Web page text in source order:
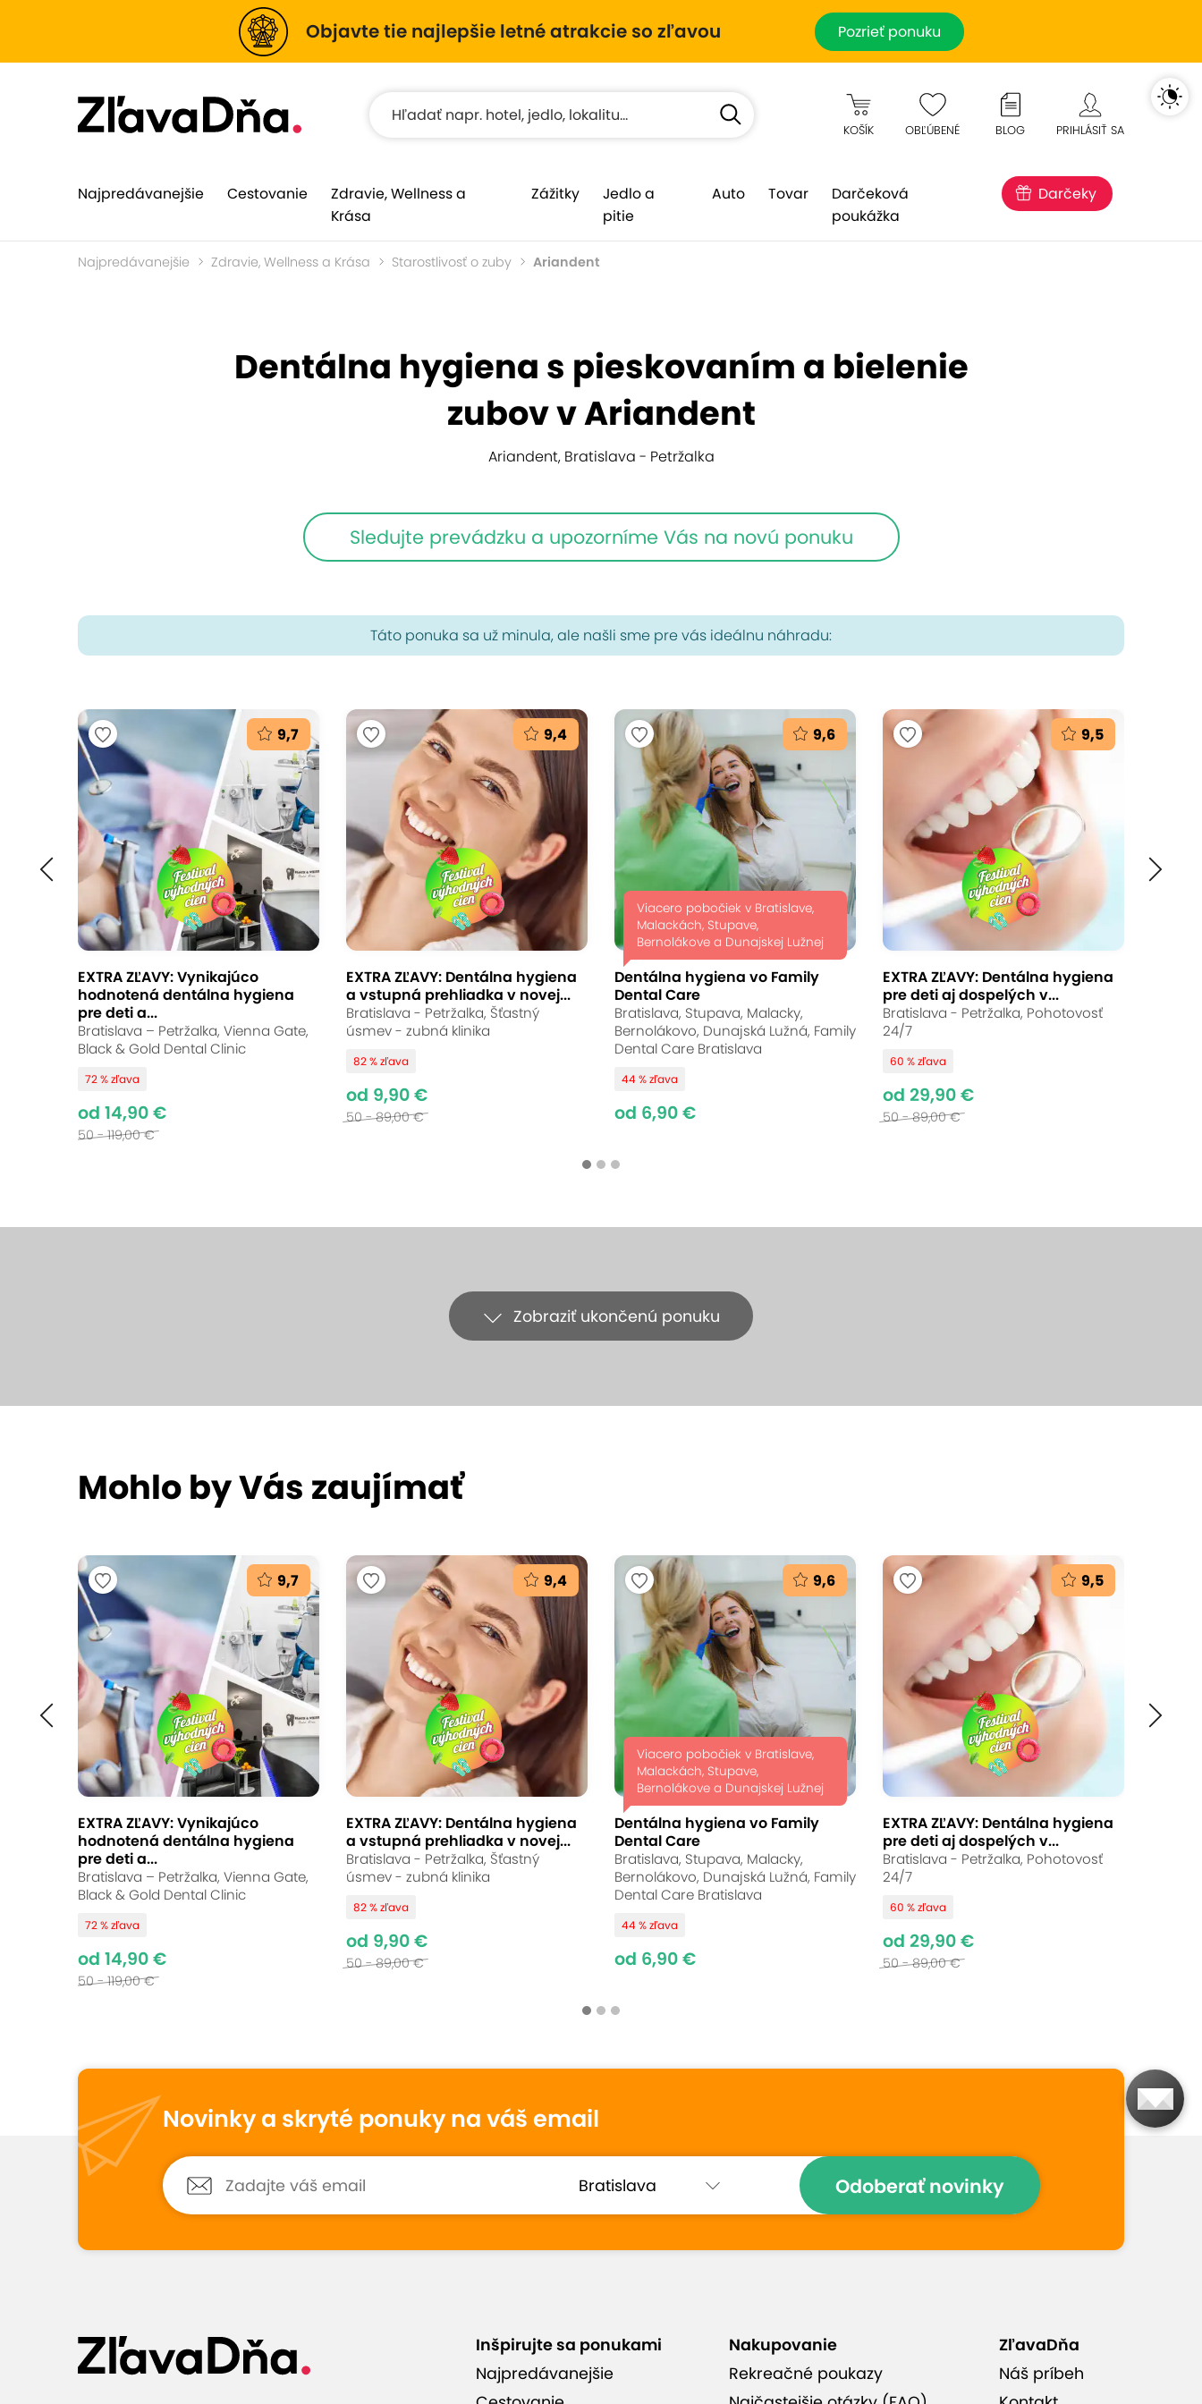
Objavte tie najlepšie letné atrakcie so zľavou Pozrieť ponuku
KOŠÍK OBĽÚBENÉ BLOG PRIHLÁSIŤ SA
Najpredávanejšie Cestovanie
Zdravie, Wellness a
Krása
Zážitky
Jedlo a
pitie
Auto Tovar
Darčeková
poukážka
Darčeky
Najpredávanejšie Zdravie, Wellness a Krása Starostlivosť o zuby Ariandent
Dentálna hygiena s pieskovaním a bielenie
zubov v Ariandent
Ariandent, Bratislava - Petržalka
Sledujte prevádzku a upozorníme Vás na novú ponuku
Táto ponuka sa už minula, ale našli sme pre vás ideálnu náhradu:
9,7
EXTRA ZĽAVY: Vynikajúco
hodnotená dentálna hygiena
pre deti a...
Bratislava – Petržalka, Vienna Gate,
Black & Gold Dental Clinic
72 % zľava
od 14,90 €
50 - 119,00 €
9,4
EXTRA ZĽAVY: Dentálna hygiena
a vstupná prehliadka v novej...
Bratislava - Petržalka, Šťastný
úsmev - zubná klinika
82 % zľava
od 9,90 €
50 - 89,00 €
9,6
Viacero pobočiek v Bratislave,
Malackách, Stupave,
Bernolákove a Dunajskej Lužnej
Dentálna hygiena vo Family
Dental Care
Bratislava, Stupava, Malacky,
Bernolákovo, Dunajská Lužná, Family
Dental Care Bratislava
44 % zľava
od 6,90 €
9,5
EXTRA ZĽAVY: Dentálna hygiena
pre deti aj dospelých v...
Bratislava - Petržalka, Pohotovosť
24/7
60 % zľava
od 29,90 €
50 - 89,00 €
Zobraziť ukončenú ponuku
Dentálna hygiena s pieskovaním
a bielenie zubov v Ariandent
Ariandent, Bratislava - Petržalka (mapa)
10 Vynikajúce hodnotenie
Ukončené
od 44,90 €
Až 40 % zľava Bežná cena: 60 - 300,00 €
Doprajte si žiarivý úsmev v Ariandent na Strečnianskej v bratislavsakej Petržalke. Profesionálna dentálna hygiena s
pieskovaním šetrne odstráni povlaky aj zubný kameň a zanechá vaše zúbky dokonale hladké. Na výber máte aj účinné
domáce alebo lampové bielenie pre viditeľne belší úsmev. Čaká vás profesionálne ošetrenie bez stresu, individuálny
prístup a výsledok, ktorý uvidíte aj skutočne pocítite.
3hodnotenia
Zákazník ZľavaDňa
29. júla 2026
Hodnotené:
už viac krát.Som maximálne spokojná
Blanka
Veľmi pekne vyčistené zuby. Veľmi
Zobraziť hodnotenia (3)
ponuku
odborné poradenstvo na
Mohlo by Vás zaujímať
9,7
EXTRA ZĽAVY: Vynikajúco
hodnotená dentálna hygiena
pre deti a...
Bratislava – Petržalka, Vienna Gate,
Black & Gold Dental Clinic
72 % zľava
od 14,90 €
50 - 119,00 €
9,4
EXTRA ZĽAVY: Dentálna hygiena
a vstupná prehliadka v novej...
Bratislava - Petržalka, Šťastný
úsmev - zubná klinika
82 % zľava
od 9,90 €
50 - 89,00 €
9,6
Viacero pobočiek v Bratislave,
Malackách, Stupave,
Bernolákove a Dunajskej Lužnej
Dentálna hygiena vo Family
Dental Care
Bratislava, Stupava, Malacky,
Bernolákovo, Dunajská Lužná, Family
Dental Care Bratislava
44 % zľava
od 6,90 €
9,5
EXTRA ZĽAVY: Dentálna hygiena
pre deti aj dospelých v...
Bratislava - Petržalka, Pohotovosť
24/7
60 % zľava
od 29,90 €
50 - 89,00 €
Novinky a skryté ponuky na váš email
Odoberať novinky
Inšpirujte sa ponukami
Najpredávanejšie
Nakupovanie
Rekreačné poukazy
ZľavaDňa
Náš príbeh